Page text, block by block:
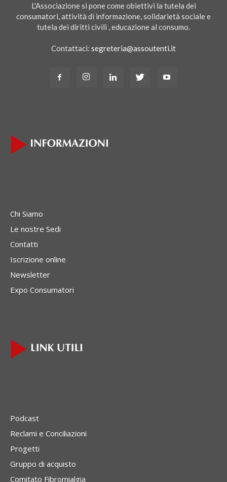
L'Associazione si pone come obiettivi la tutela dei
consumatori, attività di informazione, solidarietà sociale e
tutela dei diritti civili , educazione al consumo.
Contattaci: segreteria@assoutenti.it
Chi Siamo
Le nostre Sedi
Contatti
Iscrizione online
Newsletter
Expo Consumatori
Podcast
Reclami e Conciliazioni
Progetti
Gruppo di acquisto
Comitato Fibromialgia